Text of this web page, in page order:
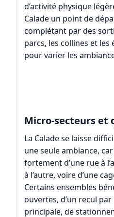
d’activité physique
Calade un point de
complétant par des
parcs, les collines et
pour varier les
Micro-secteurs et
La Calade se laisse
une seule ambiance,
fortement d’une rue à
à l’autre, voire d’une
Certains ensembles
ouvertes, d’un recul
principale, de